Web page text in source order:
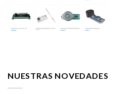
NUESTRAS NOVEDADES